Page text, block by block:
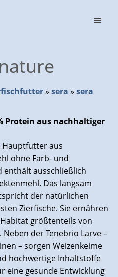
» sera » sera
Protein aus nachhaltiger
Hauptfutter aus
ohne Farb- und
enthält ausschließlich
Das langsam
der natürlichen
Zierfische. Sie ernähren
größtenteils von
der Tenebrio Larve –
– sorgen Weizenkeime
hochwertige Inhaltstoffe
eine gesunde Entwicklung